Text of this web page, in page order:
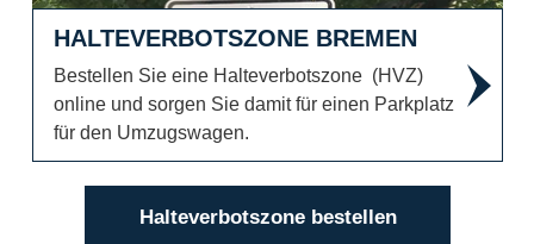
HALTEVERBOTSZONE BREMEN
Bestellen Sie eine Halteverbotszone (HVZ)
online und sorgen Sie damit für einen Parkplatz
für den Umzugswagen.
Halteverbotszone bestellen